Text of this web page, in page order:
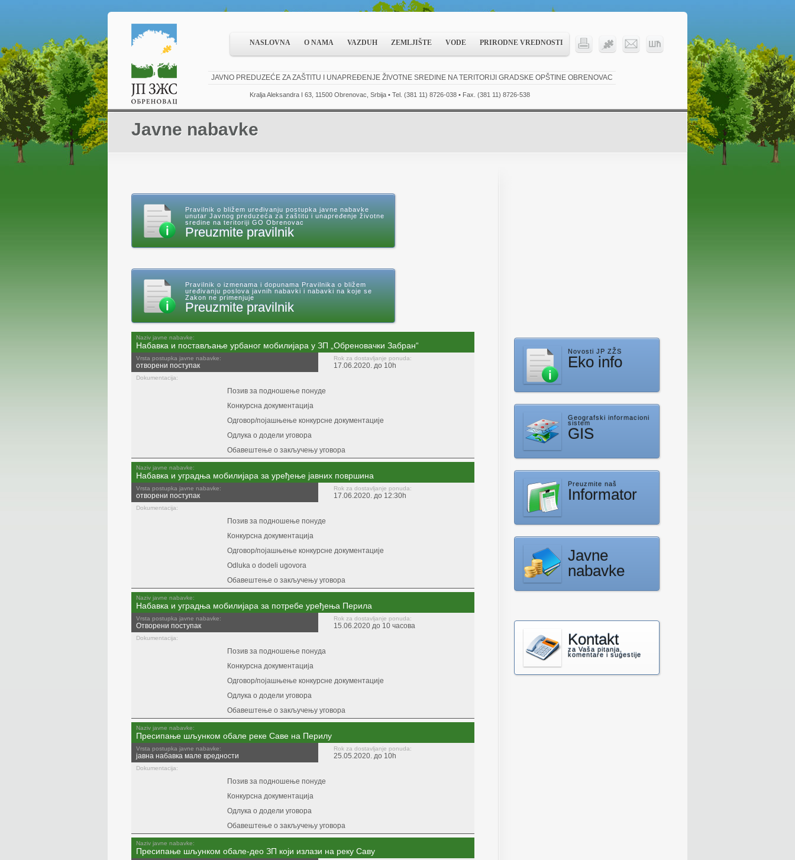
JAVNO PREDUZEĆE ZA ZAŠTITU I UNAPREĐENJE ŽIVOTNE SREDINE NA TERITORIJI GRADSKE OPŠTINE OBRENOVAC
Kralja Aleksandra I 63, 11500 Obrenovac, Srbija • Tel. (381 11) 8726-038 • Fax. (381 11) 8726-538
NASLOVNA O NAMA VAZDUH ZEMLJIŠTE VODE PRIRODNE VREDNOSTI
Javne nabavke
Pravilnik o bližem uređivanju postupka javne nabavke
unutar Javnog preduzeća za zaštitu i unapređenje životne
sredine na teritoriji GO Obrenovac
Preuzmite pravilnik
Pravilnik o izmenama i dopunama Pravilnika o bližem
uređivanju poslova javnih nabavki i nabavki na koje se
Zakon ne primenjuje
Preuzmite pravilnik
Naziv javne nabavke:
Набавка и постављање урбаног мобилијара у ЗП „Обреновачки Забран“
Vrsta postupka javne nabavke:
отворени поступак
Rok za dostavljanje ponuda:
17.06.2020. до 10h
Dokumentacija:
Позив за подношење понуде
Конкурсна документација
Одговор/појашњење конкурсне документације
Одлука о додели уговора
Обавештење о закључењу уговора
Naziv javne nabavke:
Набавка и уградња мобилијара за уређење јавних површина
Vrsta postupka javne nabavke:
отворени поступак
Rok za dostavljanje ponuda:
17.06.2020. до 12:30h
Dokumentacija:
Позив за подношење понуде
Конкурсна документација
Одговор/појашњење конкурсне документације
Odluka o dodeli ugovora
Обавештење о закључењу уговора
Naziv javne nabavke:
Набавка и уградња мобилијара за потребе уређења Перила
Vrsta postupka javne nabavke:
Отворени поступак
Rok za dostavljanje ponuda:
15.06.2020 до 10 часова
Dokumentacija:
Позив за подношење понуда
Конкурсна документација
Одговор/појашњење конкурсне документације
Одлука о додели уговора
Обавештење о закључењу уговора
Naziv javne nabavke:
Пресипање шљунком обале реке Саве на Перилу
Vrsta postupka javne nabavke:
јавна набавка мале вредности
Rok za dostavljanje ponuda:
25.05.2020. до 10h
Dokumentacija:
Позив за подношење понуде
Конкурсна документација
Одлука о додели уговора
Обавештење о закључењу уговора
Naziv javne nabavke:
Пресипање шљунком обале-део ЗП који излази на реку Саву
Novosti JP ZŽS
Eko info
Geografski informacioni
sistem
GIS
Preuzmite naš
Informator
Javne
nabavke
Kontakt
za Vaša pitanja,
komentare i sugestije